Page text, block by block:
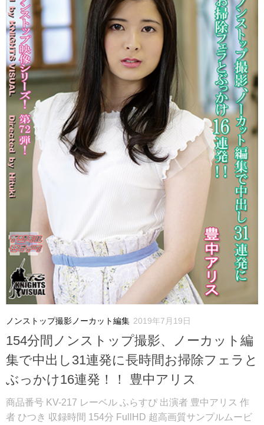
ノンストップ撮影ノーカット編集 2019年7月19日
154分間ノンストップ撮影、ノーカット編
集で中出し31連発に長時間お掃除フェラと
ぶっかけ16連発！！ 豊中アリス
商品番号 KV-217 レーベル ふらすぴ 出演者 豊中アリス 作
者 ひつき 収録時間 154分 FullHD 超高画質サンプルムービ